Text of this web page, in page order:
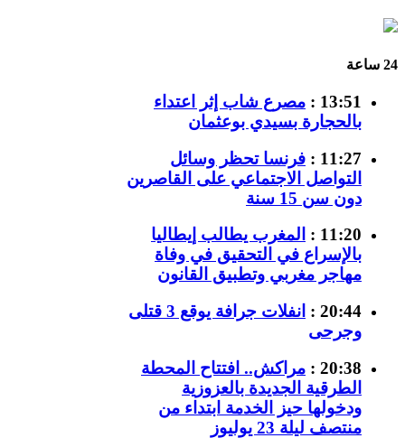
24 ساعة
13:51 :
مصرع شاب إثر اعتداء
بالحجارة بسيدي بوعثمان
11:27 :
فرنسا تحظر وسائل
التواصل الاجتماعي على القاصرين
دون سن 15 سنة
11:20 :
المغرب يطالب إيطاليا
بالإسراع في التحقيق في وفاة
مهاجر مغربي وتطبيق القانون
20:44 :
انفلات جرافة يوقع 3 قتلى
وجرحى
20:38 :
مراكش.. افتتاح المحطة
الطرقية الجديدة بالعزوزية
ودخولها حيز الخدمة ابتداء من
منتصف ليلة 23 يوليوز